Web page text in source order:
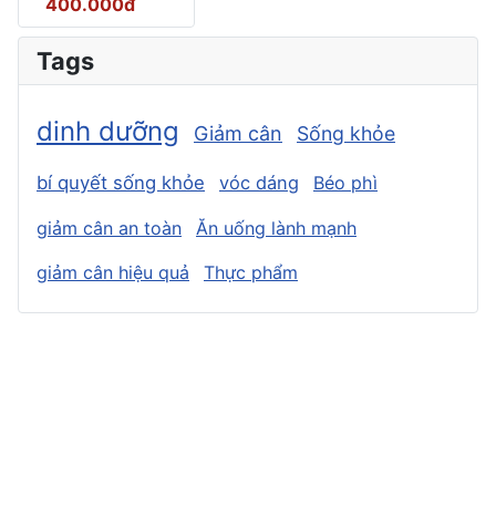
Tags
dinh dưỡng Giảm cân Sống khỏe
bí quyết sống khỏe vóc dáng Béo phì
giảm cân an toàn
Ăn uống lành mạnh
giảm cân hiệu quả
Thực phẩm